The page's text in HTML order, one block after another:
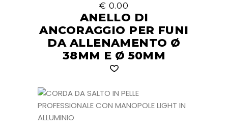
€ 0.00
ANELLO DI
ANCORAGGIO PER FUNI
DA ALLENAMENTO Ø
38MM E Ø 50MM